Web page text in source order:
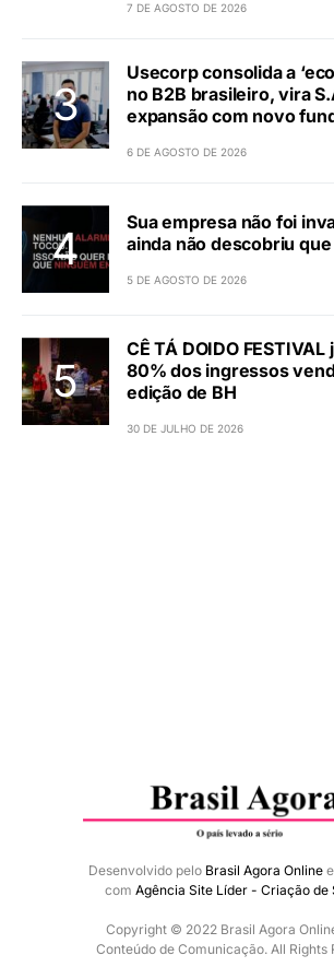
7 DE AGOSTO DE 2026
Usecorp consolida a
no B2B brasileiro, vira
expansão com novo
6 DE AGOSTO DE 2026
Sua empresa não foi
ainda não descobriu
5 DE AGOSTO DE 2026
CÊ TÁ DOIDO
80% dos ingressos
edição de BH
30 DE JULHO DE 2026
Desenvolvido pelo Brasil Agora Online
com Agência Site Líder - Criação de
Copyright © 2022 Brasil Agora
Conteúdo de Comunicação. All Rights